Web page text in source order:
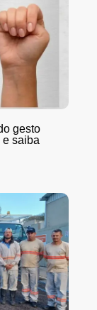
gesto
saiba